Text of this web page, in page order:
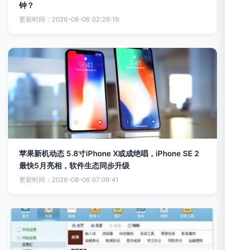
钟？
更新时间：2026-08-06 02:26:19
苹果新机动态 5.8寸iPhone X或成绝唱，iPhone SE 2
最快5月亮相，软件生态同步升级
更新时间：2026-08-06 07:09:41